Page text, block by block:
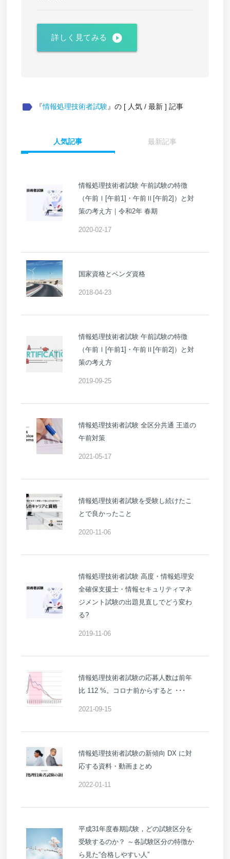
詳しく見てみる play_circle_filled
label 『情報処理技術者試験』の [ 人気 / 最新 ] 記事
人気記事 最新記事
情報処理技術者試験 午前試験の特徴
（午前Ⅰ[午前1]・午前Ⅱ[午前2]）と対
策の考え方｜令和2年 春期
2020-02-17
国家資格とベンダ資格
2018-04-23
情報処理技術者試験 午前試験の特徴
（午前Ⅰ[午前1]・午前Ⅱ[午前2]）と対
策の考え方
2019-09-25
情報処理技術者試験 全区分共通 王道の
午前対策
2021-05-17
情報処理技術者試験を受験し続けたこ
とで良かったこと
2020-11-06
情報処理技術者試験 高度・情報処理安
全確保支援士・情報セキュリティマネ
ジメント試験の出題見直しでどう変わ
る?
2019-11-06
情報処理技術者試験の応募人数は前年
比 112 %。コロナ前からすると ･･･
2021-09-15
情報処理技術者試験の新傾向 DX に対
応する資料・動画まとめ
2022-01-11
平成31年度春期試験，どの試験区分を
受験するのか？ ～各試験区分の特徴か
ら見た“合格しやすい人”